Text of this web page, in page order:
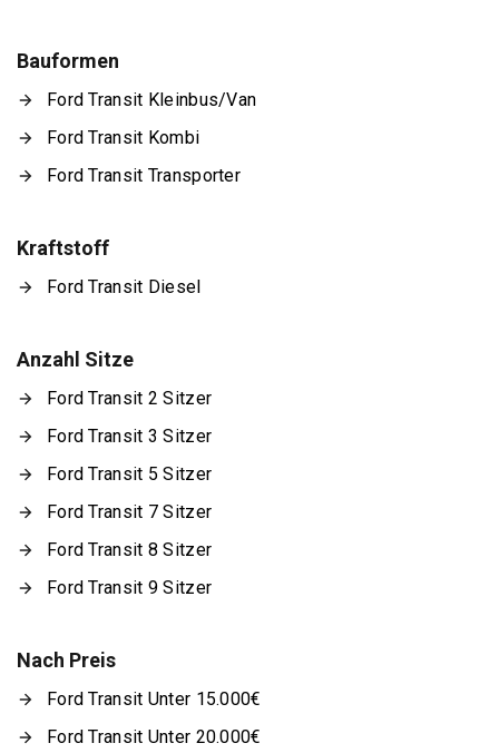
Bauformen
Ford Transit Kleinbus/Van
Ford Transit Kombi
Ford Transit Transporter
Kraftstoff
Ford Transit Diesel
Anzahl Sitze
Ford Transit 2 Sitzer
Ford Transit 3 Sitzer
Ford Transit 5 Sitzer
Ford Transit 7 Sitzer
Ford Transit 8 Sitzer
Ford Transit 9 Sitzer
Nach Preis
Ford Transit Unter 15.000€
Ford Transit Unter 20.000€